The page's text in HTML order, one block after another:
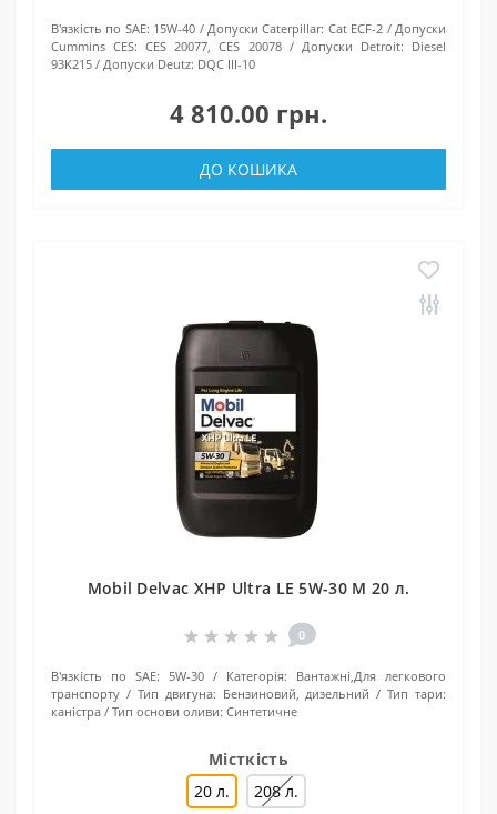
В'язкість по SAE: 15W-40 Допуски Caterpillar: Cat ECF-2
Допуски
Cummins CES: CES 20077, CES 20078 Допуски Detroit: Diesel
93K215
Допуски Deutz: DQC III-10
4 810.00 грн.
ДО КОШИКА
Mobil Delvac XHP Ultra LE 5W-30 M 20 л.
0
В'язкість по SAE: 5W-30 Категорія:
Вантажні,Для легкового
транспорту
Тип двигуна: Бензиновий, дизельний
Тип тари:
каністра
Тип основи оливи: Синтетичне
Місткість
20 л.
208 л.